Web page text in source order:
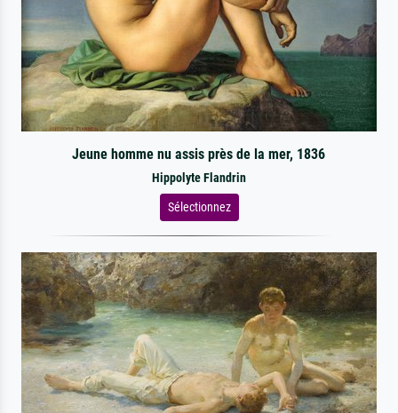
Jeune homme nu assis près de la mer, 1836
Hippolyte Flandrin
Sélectionnez